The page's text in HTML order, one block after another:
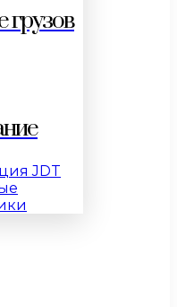
грузов
JDT